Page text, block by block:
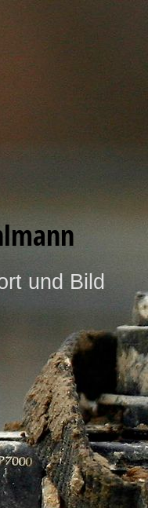
und Bild